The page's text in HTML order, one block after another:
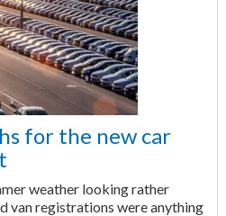
for the new car
weather looking rather
van registrations were anything